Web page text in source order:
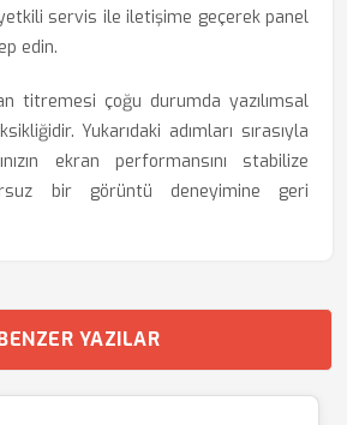
yetkili servis ile iletişime geçerek panel
edin.
titremesi çoğu durumda yazılımsal
Yukarıdaki adımları sırasıyla
ekran performansını stabilize
bir görüntü deneyimine geri
YAZILAR